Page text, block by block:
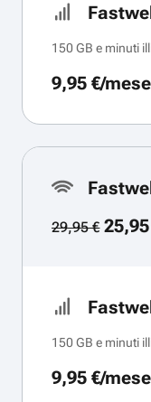
150 GB e minuti
9,95 €/mese
29,95 €
150 GB e minuti
9,95 €/mese